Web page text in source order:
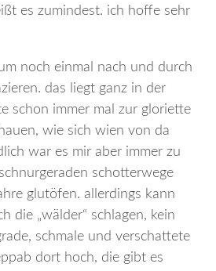
es zumindest. ich hoffe sehr
noch einmal nach und durch
das liegt ganz in der
schon immer mal zur gloriette
wie sich wien von da
war es mir aber immer zu
schotterwege
glutöfen. allerdings kann
die „wälder“ schlagen, kein
schmale und verschattete
dort hoch, die gibt es